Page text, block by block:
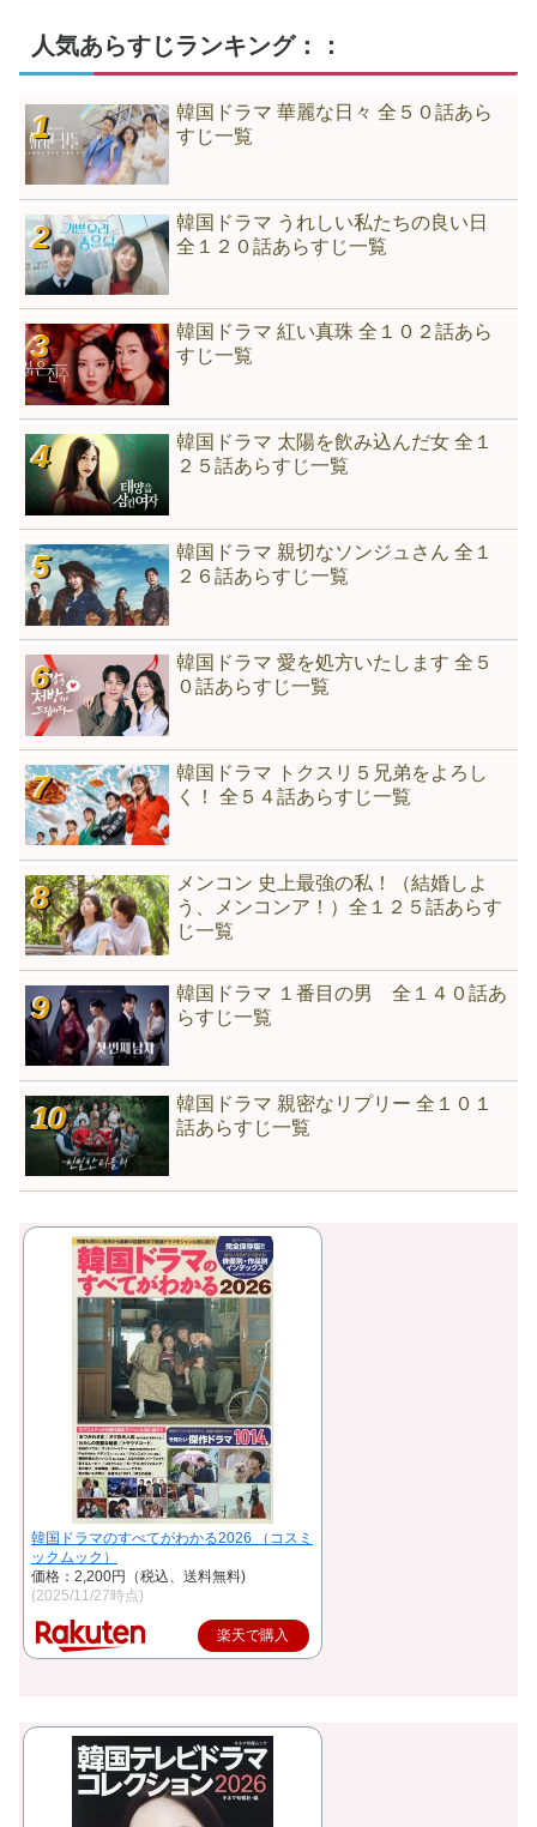
人気あらすじランキング：：
韓国ドラマ 華麗な日々 全５０話あら
すじ一覧
韓国ドラマ うれしい私たちの良い日
全１２０話あらすじ一覧
韓国ドラマ 紅い真珠 全１０２話あら
すじ一覧
韓国ドラマ 太陽を飲み込んだ女 全１
２５話あらすじ一覧
韓国ドラマ 親切なソンジュさん 全１
２６話あらすじ一覧
韓国ドラマ 愛を処方いたします 全５
０話あらすじ一覧
韓国ドラマ トクスリ５兄弟をよろし
く！ 全５４話あらすじ一覧
メンコン 史上最強の私！（結婚しよ
う、メンコンア！）全１２５話あらす
じ一覧
韓国ドラマ １番目の男 全１４０話あ
らすじ一覧
韓国ドラマ 親密なリプリー 全１０１
話あらすじ一覧
韓国ドラマのすべてがわかる2026 （コスミ
ックムック）
価格：2,200円（税込、送料無料)
(2025/11/27時点)
楽天で購入